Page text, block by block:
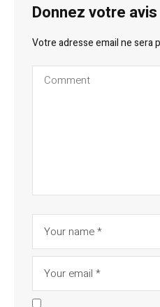
Donnez votre avis
Votre adresse email ne sera